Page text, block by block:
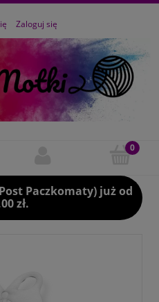
Zaloguj się
Paczkomaty) już od
zł.